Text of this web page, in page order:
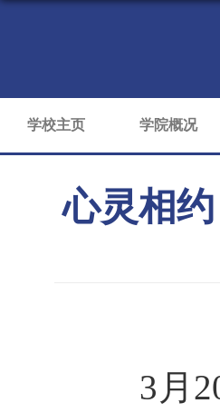
学校主页 学院概况
心灵相
3月